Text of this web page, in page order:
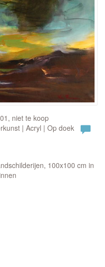
niet te koop
| Acryl | Op doek
100x100 cm in